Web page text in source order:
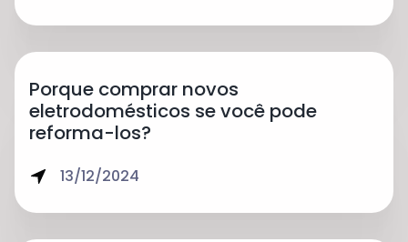
Porque comprar novos
eletrodomésticos se você pode
reforma-los?
13/12/2024